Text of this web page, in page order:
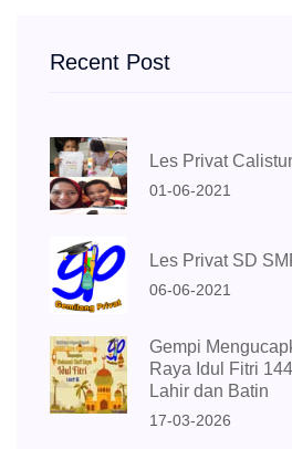
Recent Post
Les Privat
01-06-2021
Les Privat SD
06-06-2021
Gempi
Raya Idul Fitri
Lahir dan Batin
17-03-2026